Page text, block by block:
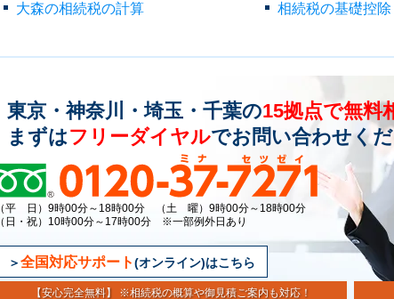
大森の相続税の計算 相続税の基礎控除
東京・神奈川・埼玉・千葉の15拠点で無料
まずはフリーダイヤルでお問い合わせく
（平 日）9時00分～18時00分 （土 曜）9時00分～18時00分
（日・祝）10時00分～17時00分 ※一部例外日あり
全国対応サポート (オンライン)はこちら
【安心完全無料】 ※相続税の概算や御見積ご案内も対応！